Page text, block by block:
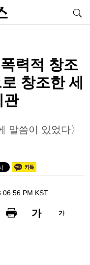
력적 창조
창조한 세
관
말씀이 있었다〉
06:56 PM KST
가 가